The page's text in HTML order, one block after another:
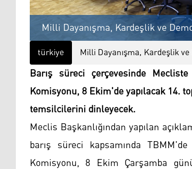
Milli Dayanışma, Kardeşlik ve
türkiye Milli Dayanışma, Kardeşlik
Barış süreci çerçevesinde
Komisyonu, 8 Ekim'de yapılacak 14.
temsilcilerini dinleyecek.
Meclis Başkanlığından yapılan
barış süreci kapsamında
Komisyonu, 8 Ekim Çarşamba